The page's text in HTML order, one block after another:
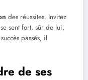
des réussites. Invitez
sent fort, sûr de lui,
passés, il
de ses